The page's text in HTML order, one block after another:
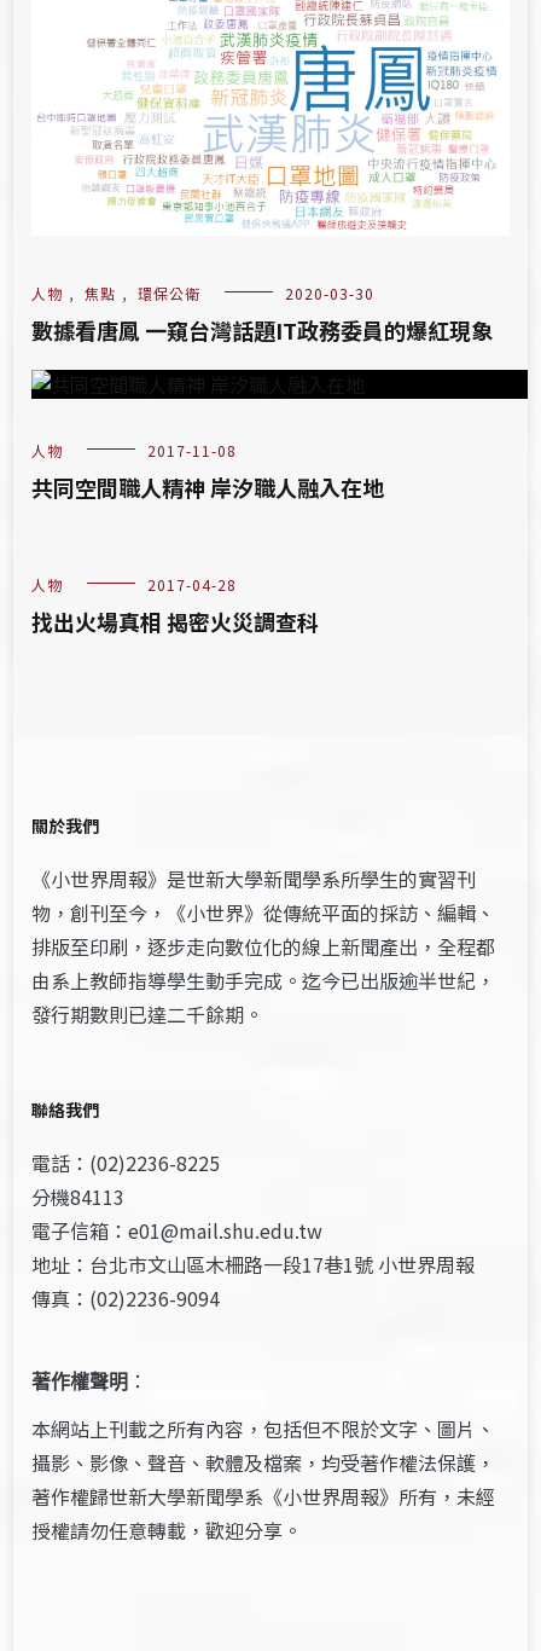
人物 , 焦點 , 環保公衛 2020-03-30
數據看唐鳳 一窺台灣話題IT政務委員的爆紅現象
人物 2017-11-08
共同空間職人精神 岸汐職人融入在地
人物 2017-04-28
找出火場真相 揭密火災調查科
關於我們
《小世界周報》是世新大學新聞學系所學生的實習刊
物，創刊至今，《小世界》從傳統平面的採訪、編輯、
排版至印刷，逐步走向數位化的線上新聞產出，全程都
由系上教師指導學生動手完成。迄今已出版逾半世紀，
發行期數則已達二千餘期。
聯絡我們
電話：(02)2236-8225
分機84113
電子信箱：e01@mail.shu.edu.tw
地址：台北市文山區木柵路一段17巷1號 小世界周報
傳真：(02)2236-9094
著作權聲明 ：
本網站上刊載之所有內容，包括但不限於文字、圖片、
攝影、影像、聲音、軟體及檔案，均受著作權法保護，
著作權歸世新大學新聞學系《小世界周報》所有，未經
授權請勿任意轉載，歡迎分享。